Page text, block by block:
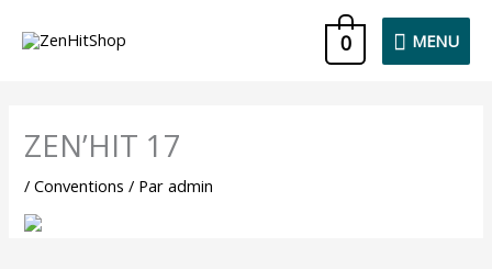
MENU
MENU
0
ZEN’HIT 17
/Conventions / Paradmin